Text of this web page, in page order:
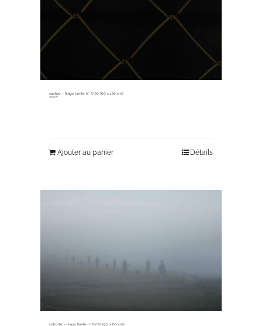
captive ~ tirage limité n° 5/20 (60 x 120 cm)
365,00€
Ajouter au panier Détails
cohorte ~ tirage limité n° 6/20 (90 x 60 cm)